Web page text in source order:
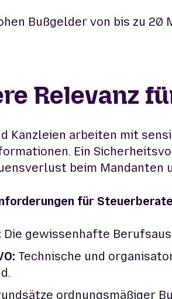
Bußgelder von bis zu
Relevanz
Kanzleien arbeiten mit
Ein
beim Mandanten
für
Die gewissenhafte
Technische und
ordnungsmäßiger